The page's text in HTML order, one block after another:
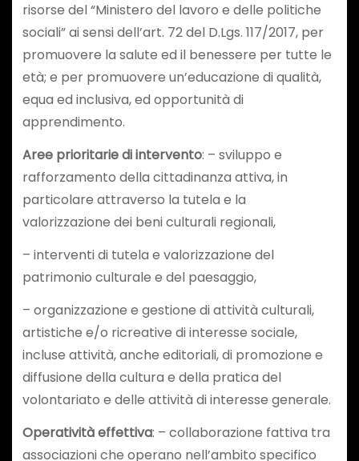
risorse del “Ministero del lavoro e delle politiche
sociali” ai sensi dell’art. 72 del D.Lgs. 117/2017, per
promuovere la salute ed il benessere per tutte le
età; e per promuovere un’educazione di qualità,
equa ed inclusiva, ed opportunità di
apprendimento.
Aree prioritarie di intervento: – sviluppo e
rafforzamento della cittadinanza attiva, in
particolare attraverso la tutela e la
valorizzazione dei beni culturali regionali,
– interventi di tutela e valorizzazione del
patrimonio culturale e del paesaggio,
– organizzazione e gestione di attività culturali,
artistiche e/o ricreative di interesse sociale,
incluse attività, anche editoriali, di promozione e
diffusione della cultura e della pratica del
volontariato e delle attività di interesse generale.
Operatività effettiva: – collaborazione fattiva tra
associazioni che operano nell’ambito specifico